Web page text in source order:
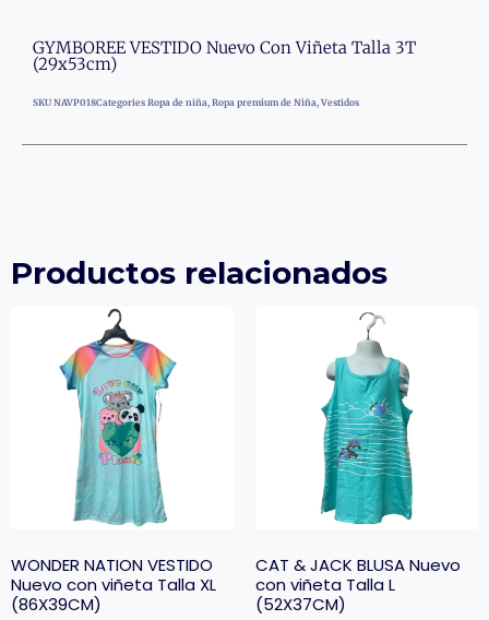
GYMBOREE VESTIDO Nuevo Con Viñeta Talla 3T
(29x53cm)
SKU NAVP018Categories Ropa de niña, Ropa premium de Niña, Vestidos
Productos relacionados
WONDER NATION VESTIDO
Nuevo con viñeta Talla XL
(86X39CM)
CAT & JACK BLUSA Nuevo
con viñeta Talla L
(52X37CM)